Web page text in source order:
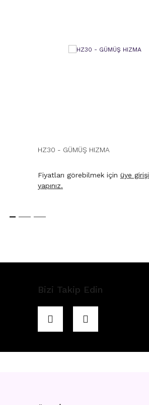
HZ30 - GÜMÜŞ HIZMA
Fiyatları görebilmek için üye girişi
yapınız.
Bizi Takip Edin